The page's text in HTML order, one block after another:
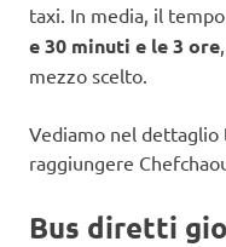
taxi. In media, il
e 30 minuti e le 3 ore
mezzo scelto.
Vediamo nel
raggiungere
Bus diretti